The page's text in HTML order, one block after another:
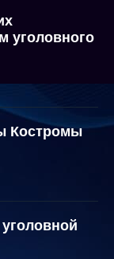
уголовного
Костромы